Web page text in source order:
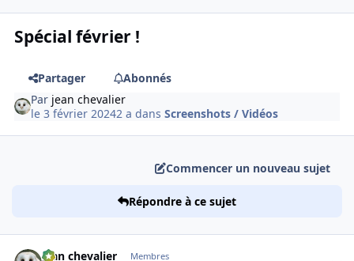
Spécial février !
Partager
Abonnés
Par jean chevalier
le 3 février 20242 a dansScreenshots / Vidéos
Commencer un nouveau sujet
Répondre à ce sujet
jean chevalier Membres